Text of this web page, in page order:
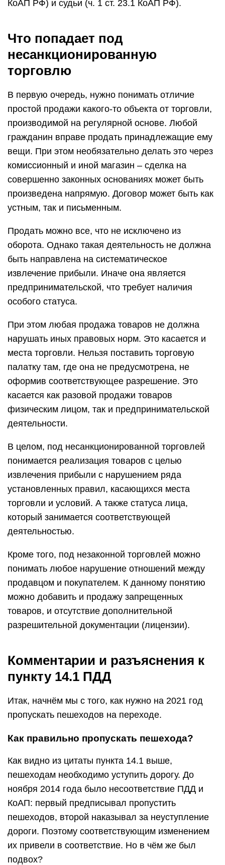
КоАП РФ) и судьи (ч. 1 ст. 23.1 КоАП РФ).
Что попадает под
несанкционированную
торговлю
В первую очередь, нужно понимать отличие
простой продажи какого-то объекта от торговли,
производимой на регулярной основе. Любой
гражданин вправе продать принадлежащие ему
вещи. При этом необязательно делать это через
комиссионный и иной магазин – сделка на
совершенно законных основаниях может быть
произведена напрямую. Договор может быть как
устным, так и письменным.
Продать можно все, что не исключено из
оборота. Однако такая деятельность не должна
быть направлена на систематическое
извлечение прибыли. Иначе она является
предпринимательской, что требует наличия
особого статуса.
При этом любая продажа товаров не должна
нарушать иных правовых норм. Это касается и
места торговли. Нельзя поставить торговую
палатку там, где она не предусмотрена, не
оформив соответствующее разрешение. Это
касается как разовой продажи товаров
физическим лицом, так и предпринимательской
деятельности.
В целом, под несанкционированной торговлей
понимается реализация товаров с целью
извлечения прибыли с нарушением ряда
установленных правил, касающихся места
торговли и условий. А также статуса лица,
который занимается соответствующей
деятельностью.
Кроме того, под незаконной торговлей можно
понимать любое нарушение отношений между
продавцом и покупателем. К данному понятию
можно добавить и продажу запрещенных
товаров, и отсутствие дополнительной
разрешительной документации (лицензии).
Комментарии и разъяснения к
пункту 14.1 ПДД
Итак, начнём мы с того, как нужно на 2021 год
пропускать пешеходов на переходе.
Как правильно пропускать пешехода?
Как видно из цитаты пункта 14.1 выше,
пешеходам необходимо уступить дорогу. До
ноября 2014 года было несоответствие ПДД и
КоАП: первый предписывал пропустить
пешеходов, второй наказывал за неуступление
дороги. Поэтому соответствующим изменением
их привели в соответствие. Но в чём же был
подвох?